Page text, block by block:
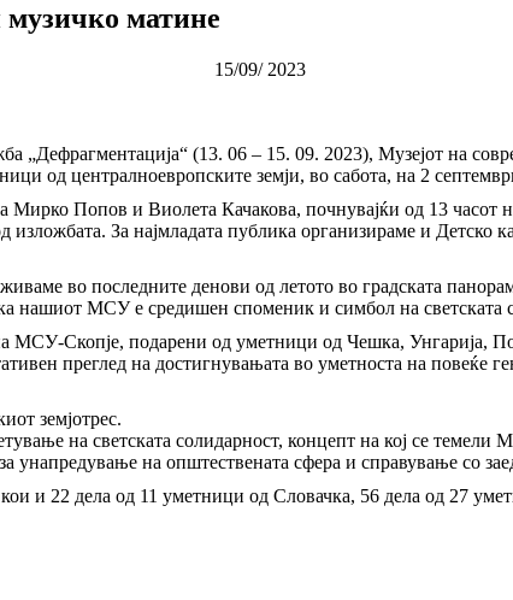
матине
15/09/ 2023
„Дефрагментација“ (13. 06 – 15. 09. 2023), Музејот на
од централноевропските земји, во сабота, на 2
Мирко Попов и Виолета Качакова, почнувајќи од 13 часот
За најмладата публика организираме и Детско
во последните денови од летото во градската
нашиот МСУ е средишен споменик и симбол на светската
МСУ-Скопје, подарени од уметници од Чешка, Унгарија,
преглед на достигнувањата во уметноста на
земјотрес.
на светската солидарност, концепт на кој се
унапредување на општествената сфера и справување со
и 22 дела од 11 уметници од Словачка, 56 дела од 27